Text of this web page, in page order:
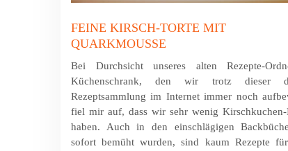
FEINE KIRSCH-TORTE MIT
QUARKMOUSSE
Bei Durchsicht unseres alten Rezepte-
Küchenschrank, den wir trotz dieser
Rezeptsammlung im Internet immer noch
fiel mir auf, dass wir sehr wenig Kirschkuchen-
haben. Auch in den einschlägigen
sofort bemüht wurden, sind kaum Rezepte